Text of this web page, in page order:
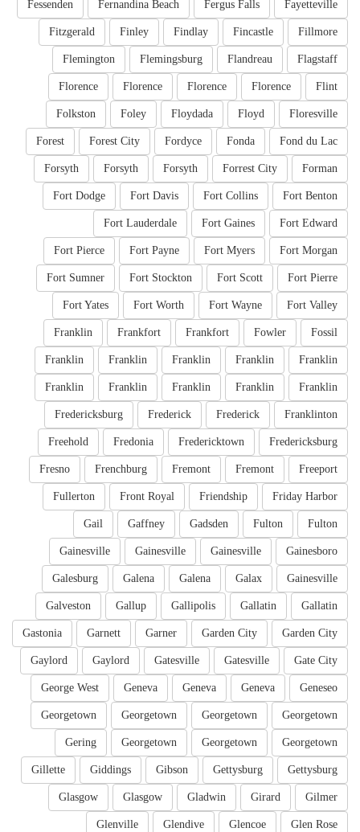
Fayetteville
Fergus Falls
Fernandina Beach
Fessenden
Fillmore
Fincastle
Findlay
Finley
Fitzgerald
Flagstaff
Flandreau
Flemingsburg
Flemington
Flint
Florence
Florence
Florence
Florence
Floresville
Floyd
Floydada
Foley
Folkston
Fond du Lac
Fonda
Fordyce
Forest City
Forest
Forman
Forrest City
Forsyth
Forsyth
Forsyth
Fort Benton
Fort Collins
Fort Davis
Fort Dodge
Fort Edward
Fort Gaines
Fort Lauderdale
Fort Morgan
Fort Myers
Fort Payne
Fort Pierce
Fort Pierre
Fort Scott
Fort Stockton
Fort Sumner
Fort Valley
Fort Wayne
Fort Worth
Fort Yates
Fossil
Fowler
Frankfort
Frankfort
Franklin
Franklin
Franklin
Franklin
Franklin
Franklin
Franklin
Franklin
Franklin
Franklin
Franklin
Franklinton
Frederick
Frederick
Fredericksburg
Fredericksburg
Fredericktown
Fredonia
Freehold
Freeport
Fremont
Fremont
Frenchburg
Fresno
Friday Harbor
Friendship
Front Royal
Fullerton
Fulton
Fulton
Gadsden
Gaffney
Gail
Gainesboro
Gainesville
Gainesville
Gainesville
Gainesville
Galax
Galena
Galena
Galesburg
Gallatin
Gallatin
Gallipolis
Gallup
Galveston
Garden City
Garden City
Garner
Garnett
Gastonia
Gate City
Gatesville
Gatesville
Gaylord
Gaylord
Geneseo
Geneva
Geneva
Geneva
George West
Georgetown
Georgetown
Georgetown
Georgetown
Georgetown
Georgetown
Georgetown
Gering
Gettysburg
Gettysburg
Gibson
Giddings
Gillette
Gilmer
Girard
Gladwin
Glasgow
Glasgow
Glen Rose
Glencoe
Glendive
Glenville